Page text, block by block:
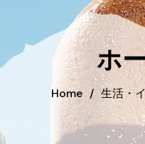
ホ
Home / 生活・